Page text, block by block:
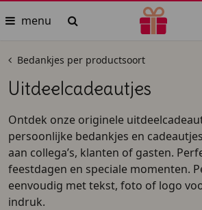
menu
Bedankjes per productsoort
Uitdeelcadeautjes
Ontdek onze originele
persoonlijke bedankjes en
aan collega’s, klanten of gasten.
feestdagen en speciale momenten.
eenvoudig met tekst, foto of logo
indruk.